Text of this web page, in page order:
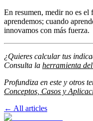
En resumen, medir no es el
aprendemos; cuando
innovamos con más fuerza.
¿Quieres calcular tus
Consulta la herramienta
Profundiza en este y otros
Conceptos, Casos y
← All articles